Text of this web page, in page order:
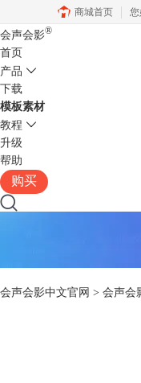
商城首页 您
会声会影®
首页
产品
下载
模板素材
教程
升级
帮助
购买
会声会影中文官网 > 会声会